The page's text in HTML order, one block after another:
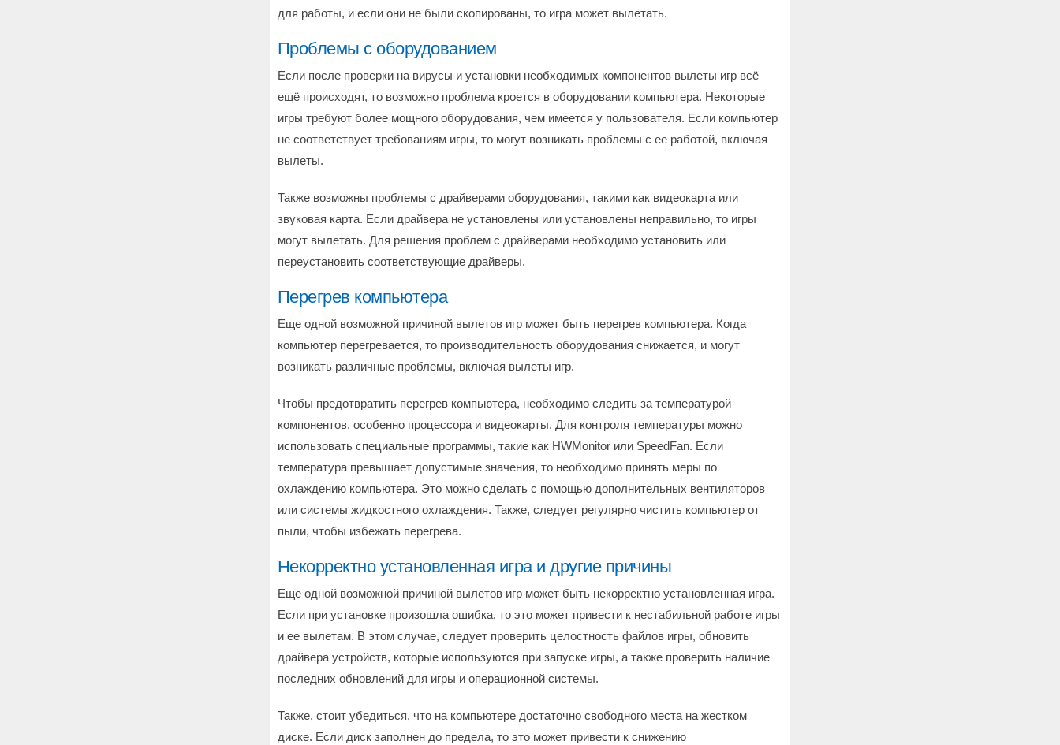
для работы, и если они не были скопированы, то игра может вылетать.
Проблемы с оборудованием
Если после проверки на вирусы и установки необходимых компонентов вылеты игр всё
ещё происходят, то возможно проблема кроется в оборудовании компьютера. Некоторые
игры требуют более мощного оборудования, чем имеется у пользователя. Если компьютер
не соответствует требованиям игры, то могут возникать проблемы с ее работой, включая
вылеты.
Также возможны проблемы с драйверами оборудования, такими как видеокарта или
звуковая карта. Если драйвера не установлены или установлены неправильно, то игры
могут вылетать. Для решения проблем с драйверами необходимо установить или
переустановить соответствующие драйверы.
Перегрев компьютера
Еще одной возможной причиной вылетов игр может быть перегрев компьютера. Когда
компьютер перегревается, то производительность оборудования снижается, и могут
возникать различные проблемы, включая вылеты игр.
Чтобы предотвратить перегрев компьютера, необходимо следить за температурой
компонентов, особенно процессора и видеокарты. Для контроля температуры можно
использовать специальные программы, такие как HWMonitor или SpeedFan. Если
температура превышает допустимые значения, то необходимо принять меры по
охлаждению компьютера. Это можно сделать с помощью дополнительных вентиляторов
или системы жидкостного охлаждения. Также, следует регулярно чистить компьютер от
пыли, чтобы избежать перегрева.
Некорректно установленная игра и другие причины
Еще одной возможной причиной вылетов игр может быть некорректно установленная игра.
Если при установке произошла ошибка, то это может привести к нестабильной работе игры
и ее вылетам. В этом случае, следует проверить целостность файлов игры, обновить
драйвера устройств, которые используются при запуске игры, а также проверить наличие
последних обновлений для игры и операционной системы.
Также, стоит убедиться, что на компьютере достаточно свободного места на жестком
диске. Если диск заполнен до предела, то это может привести к снижению